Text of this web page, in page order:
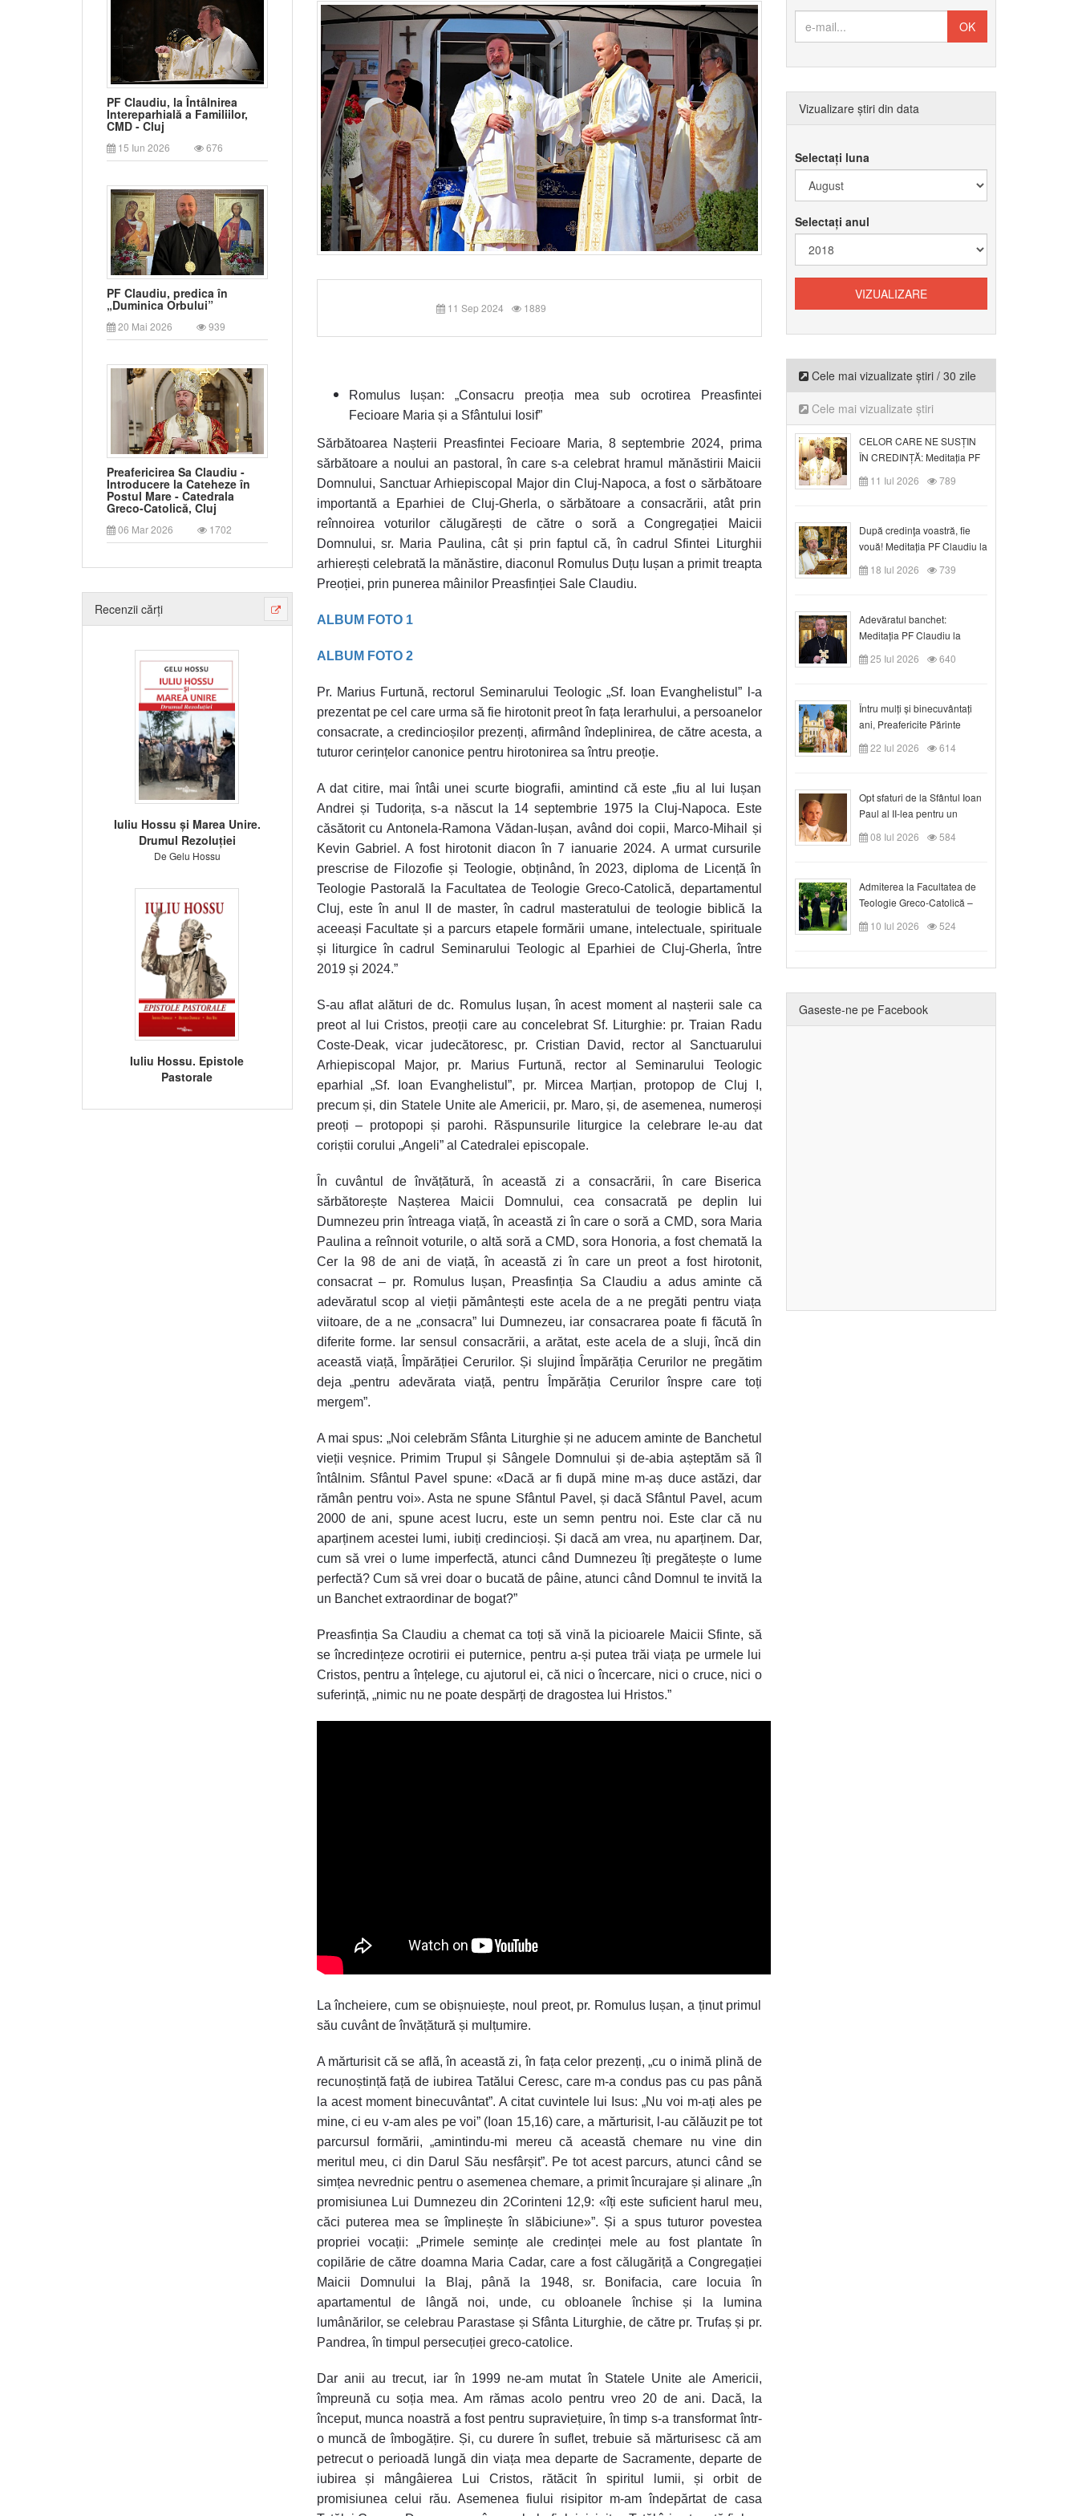
PF Claudiu, la Întâlnirea
Intereparhială a Familiilor,
CMD - Cluj
15 Iun 2026 676
PF Claudiu, predica în
„Duminica Orbului”
20 Mai 2026 939
Preafericirea Sa Claudiu -
Introducere la Cateheze în
Postul Mare - Catedrala
Greco-Catolică, Cluj
06 Mar 2026 1702
Recenzii cărți
Iuliu Hossu și Marea Unire.
Drumul Rezoluției
De Gelu Hossu
Iuliu Hossu. Epistole
Pastorale
11 Sep 2024 1889
Romulus Iușan: „Consacru preoția mea sub ocrotirea Preasfintei
Fecioare Maria și a Sfântului Iosif”
Sărbătoarea Nașterii Preasfintei Fecioare Maria, 8 septembrie 2024, prima
sărbătoare a noului an pastoral, în care s-a celebrat hramul mănăstirii Maicii
Domnului, Sanctuar Arhiepiscopal Major din Cluj-Napoca, a fost o sărbătoare
importantă a Eparhiei de Cluj-Gherla, o sărbătoare a consacrării, atât prin
reînnoirea voturilor călugărești de către o soră a Congregației Maicii
Domnului, sr. Maria Paulina, cât și prin faptul că, în cadrul Sfintei Liturghii
arhierești celebrată la mănăstire, diaconul Romulus Duțu Iușan a primit treapta
Preoției, prin punerea mâinilor Preasfinției Sale Claudiu.
ALBUM FOTO 1
ALBUM FOTO 2
Pr. Marius Furtună, rectorul Seminarului Teologic „Sf. Ioan Evanghelistul” l-a
prezentat pe cel care urma să fie hirotonit preot în fața Ierarhului, a persoanelor
consacrate, a credincioșilor prezenți, afirmând îndeplinirea, de către acesta, a
tuturor cerințelor canonice pentru hirotonirea sa întru preoție.
A dat citire, mai întâi unei scurte biografii, amintind că este „fiu al lui Iușan
Andrei și Tudorița, s-a născut la 14 septembrie 1975 la Cluj-Napoca. Este
căsătorit cu Antonela-Ramona Vădan-Iușan, având doi copii, Marco-Mihail și
Kevin Gabriel. A fost hirotonit diacon în 7 ianuarie 2024. A urmat cursurile
prescrise de Filozofie și Teologie, obținând, în 2023, diploma de Licență în
Teologie Pastorală la Facultatea de Teologie Greco-Catolică, departamentul
Cluj, este în anul II de master, în cadrul masteratului de teologie biblică la
aceeași Facultate și a parcurs etapele formării umane, intelectuale, spirituale
și liturgice în cadrul Seminarului Teologic al Eparhiei de Cluj-Gherla, între
2019 și 2024.”
S-au aflat alături de dc. Romulus Iușan, în acest moment al nașterii sale ca
preot al lui Cristos, preoții care au concelebrat Sf. Liturghie: pr. Traian Radu
Coste-Deak, vicar judecătoresc, pr. Cristian David, rector al Sanctuarului
Arhiepiscopal Major, pr. Marius Furtună, rector al Seminarului Teologic
eparhial „Sf. Ioan Evanghelistul”, pr. Mircea Marțian, protopop de Cluj I,
precum și, din Statele Unite ale Americii, pr. Maro, și, de asemenea, numeroși
preoți – protopopi și parohi. Răspunsurile liturgice la celebrare le-au dat
coriștii corului „Angeli” al Catedralei episcopale.
În cuvântul de învățătură, în această zi a consacrării, în care Biserica
sărbătorește Nașterea Maicii Domnului, cea consacrată pe deplin lui
Dumnezeu prin întreaga viață, în această zi în care o soră a CMD, sora Maria
Paulina a reînnoit voturile, o altă soră a CMD, sora Honoria, a fost chemată la
Cer la 98 de ani de viață, în această zi în care un preot a fost hirotonit,
consacrat – pr. Romulus Iușan, Preasfinția Sa Claudiu a adus aminte că
adevăratul scop al vieții pământești este acela de a ne pregăti pentru viața
viitoare, de a ne „consacra” lui Dumnezeu, iar consacrarea poate fi făcută în
diferite forme. Iar sensul consacrării, a arătat, este acela de a sluji, încă din
această viață, Împărăției Cerurilor. Și slujind Împărăția Cerurilor ne pregătim
deja „pentru adevărata viață, pentru Împărăția Cerurilor înspre care toți
mergem”.
A mai spus: „Noi celebrăm Sfânta Liturghie și ne aducem aminte de Banchetul
vieții veșnice. Primim Trupul și Sângele Domnului și de-abia așteptăm să îl
întâlnim. Sfântul Pavel spune: «Dacă ar fi după mine m-aș duce astăzi, dar
rămân pentru voi». Asta ne spune Sfântul Pavel, și dacă Sfântul Pavel, acum
2000 de ani, spune acest lucru, este un semn pentru noi. Este clar că nu
aparținem acestei lumi, iubiți credincioși. Și dacă am vrea, nu aparținem. Dar,
cum să vrei o lume imperfectă, atunci când Dumnezeu îți pregătește o lume
perfectă? Cum să vrei doar o bucată de pâine, atunci când Domnul te invită la
un Banchet extraordinar de bogat?”
Preasfinția Sa Claudiu a chemat ca toți să vină la picioarele Maicii Sfinte, să
se încredințeze ocrotirii ei puternice, pentru a-și putea trăi viața pe urmele lui
Cristos, pentru a înțelege, cu ajutorul ei, că nici o încercare, nici o cruce, nici o
suferință, „nimic nu ne poate despărți de dragostea lui Hristos.”
La încheiere, cum se obișnuiește, noul preot, pr. Romulus Iușan, a ținut primul
său cuvânt de învățătură și mulțumire.
A mărturisit că se află, în această zi, în fața celor prezenți, „cu o inimă plină de
recunoștință față de iubirea Tatălui Ceresc, care m-a condus pas cu pas până
la acest moment binecuvântat”. A citat cuvintele lui Isus: „Nu voi m-ați ales pe
mine, ci eu v-am ales pe voi” (Ioan 15,16) care, a mărturisit, l-au călăuzit pe tot
parcursul formării, „amintindu-mi mereu că această chemare nu vine din
meritul meu, ci din Darul Său nesfârșit”. Pe tot acest parcurs, atunci când se
simțea nevrednic pentru o asemenea chemare, a primit încurajare și alinare „în
promisiunea Lui Dumnezeu din 2Corinteni 12,9: «îți este suficient harul meu,
căci puterea mea se împlinește în slăbiciune»”. Și a spus tuturor povestea
propriei vocații: „Primele semințe ale credinței mele au fost plantate în
copilărie de către doamna Maria Cadar, care a fost călugăriță a Congregației
Maicii Domnului la Blaj, până la 1948, sr. Bonifacia, care locuia în
apartamentul de lângă noi, unde, cu obloanele închise și la lumina
lumânărilor, se celebrau Parastase și Sfânta Liturghie, de către pr. Trufaș și pr.
Pandrea, în timpul persecuției greco-catolice.
Dar anii au trecut, iar în 1999 ne-am mutat în Statele Unite ale Americii,
împreună cu soția mea. Am rămas acolo pentru vreo 20 de ani. Dacă, la
început, munca noastră a fost pentru supraviețuire, în timp s-a transformat într-
o muncă de îmbogățire. Și, cu durere în suflet, trebuie să mărturisesc că am
petrecut o perioadă lungă din viața mea departe de Sacramente, departe de
iubirea și mângâierea Lui Cristos, rătăcit în spiritul lumii, și orbit de
promisiunea celui rău. Asemenea fiului risipitor m-am îndepărtat de casa
Vizualizare știri din data
Selectați luna
Selectați anul
Cele mai vizualizate știri / 30 zile
Cele mai vizualizate știri
CELOR CARE NE SUSȚIN
ÎN CREDINȚĂ: Meditația PF
Claudiu la Duminica a VI-a
după Rusalii
11 Iul 2026 789
După credinţa voastră, fie
vouă! Meditația PF Claudiu la
duminica a VII-a după Rusalii
18 Iul 2026 739
Adevăratul banchet:
Meditația PF Claudiu la
Duminica a VIII-a după
Rusalii
25 Iul 2026 640
Întru mulți și binecuvântați
ani, Preafericite Părinte
Claudiu!
22 Iul 2026 614
Opt sfaturi de la Sfântul Ioan
Paul al II-lea pentru un
creștin
08 Iul 2026 584
Admiterea la Facultatea de
Teologie Greco-Catolică –
Departamentul Blaj în anul
universitar 2026/2027
10 Iul 2026 524
Gaseste-ne pe Facebook